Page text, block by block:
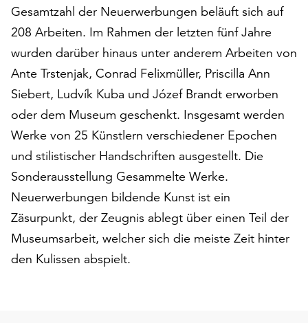
Ihnen
am
Ende
der
Seite
die
Schaltfläche
„Cookie-
Einstellungen“
zur
Verfügung.
Funktionale
werden
auch
ohne
Gesamtzahl der Neuerwerbungen beläuft sich auf
208 Arbeiten. Im Rahmen der letzten fünf Jahre
wurden darüber hinaus unter anderem Arbeiten von
Ante Trstenjak, Conrad Felixmüller, Priscilla Ann
Siebert, Ludvík Kuba und Józef Brandt erworben
oder dem Museum geschenkt. Insgesamt werden
Werke von 25 Künstlern verschiedener Epochen
und stilistischer Handschriften ausgestellt. Die
Sonderausstellung Gesammelte Werke.
Neuerwerbungen bildende Kunst ist ein
Zäsurpunkt, der Zeugnis ablegt über einen Teil der
Museumsarbeit, welcher sich die meiste Zeit hinter
den Kulissen abspielt.